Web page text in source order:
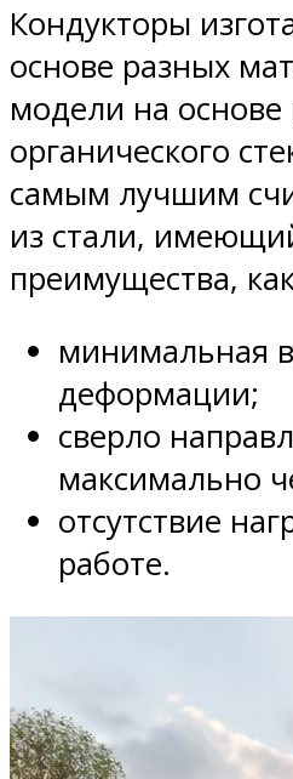
Кондукторы
основе разных
модели на основе
органического
самым лучшим
из стали,
преимущества,
минимальная
деформации;
сверло
максимально
отсутствие
работе.